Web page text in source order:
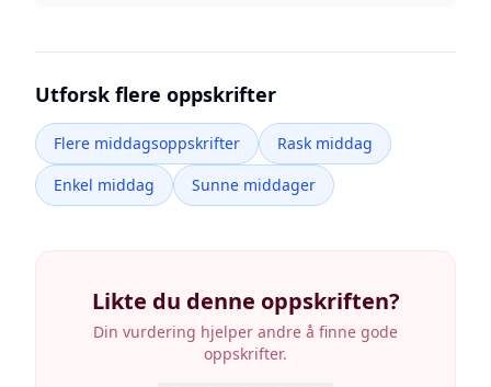
Utforsk flere oppskrifter
Flere middagsoppskrifter
Rask middag
Enkel middag
Sunne middager
Likte du denne oppskriften?
Din vurdering hjelper andre å finne gode
oppskrifter.